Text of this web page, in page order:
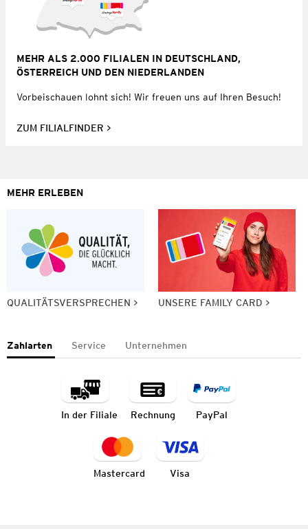
MEHR ALS 2.000 FILIALEN IN DEUTSCHLAND,
ÖSTERREICH UND DEN NIEDERLANDEN
Vorbeischauen lohnt sich! Wir freuen uns auf Ihren Besuch!
ZUM FILIALFINDER
MEHR ERLEBEN
QUALITÄTSVERSPRECHEN UNSERE FAMILY CARD
Zahlarten Service Unternehmen
In der Filiale Rechnung PayPal
Mastercard Visa